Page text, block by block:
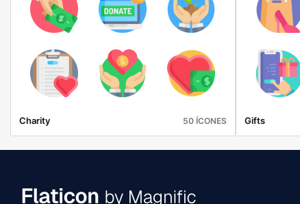
Charity 50 ÍCONES Gifts